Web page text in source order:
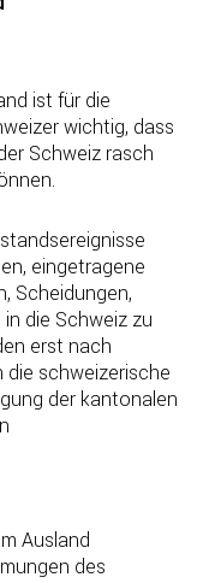
ist für die
wichtig, dass
Schweiz rasch
eingetragene
Scheidungen,
die Schweiz zu
erst nach
die schweizerische
der kantonalen
Ausland
des